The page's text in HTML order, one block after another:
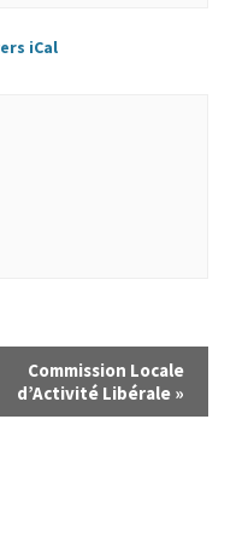
iCal
Commission Locale
d’Activité Libérale »